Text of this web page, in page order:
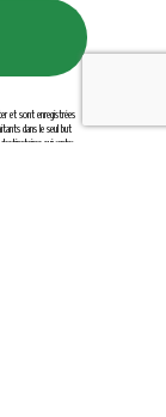
et sont enregistrées
dans le seul but
destinataires suivants: